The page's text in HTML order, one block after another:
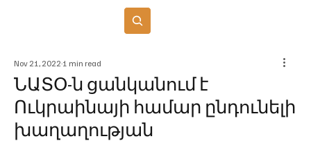
ՆԱՏՕ-ն ցանկանում է
Ուկրաինայի համար ընդունելի
խաղաղության
Nov 21, 2022 1 min read